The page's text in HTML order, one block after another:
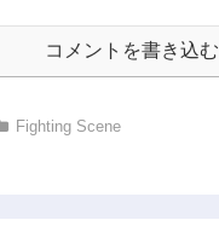
コメントを書き込む
Fighting Scene